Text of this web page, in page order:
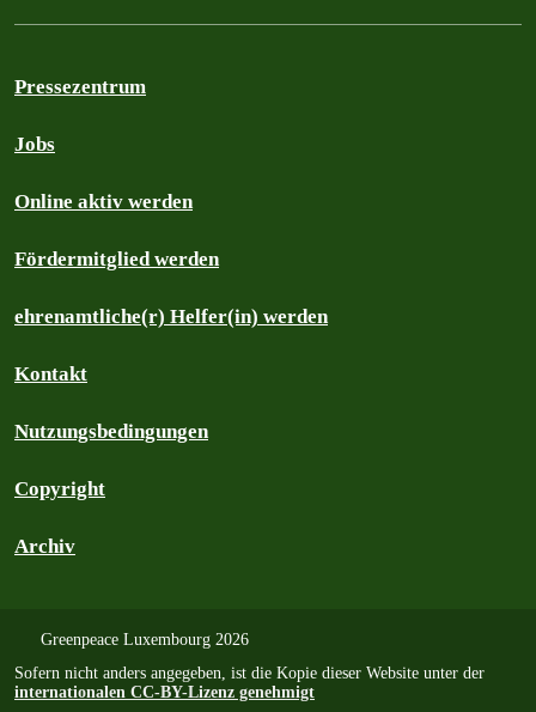
Pressezentrum
Jobs
Online aktiv werden
Fördermitglied werden
ehrenamtliche(r) Helfer(in) werden
Kontakt
Nutzungsbedingungen
Copyright
Archiv
Greenpeace Luxembourg 2026
Sofern nicht anders angegeben, ist die Kopie dieser Website unter der
internationalen CC-BY-Lizenz genehmigt